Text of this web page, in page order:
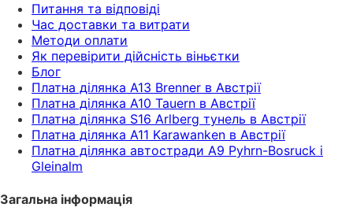
Питання та відповіді
Час доставки та витрати
Методи оплати
Як перевірити дійсність віньєтки
Блог
Платна ділянка A13 Brenner в Австрії
Платна ділянка A10 Tauern в Австрії
Платна ділянка S16 Arlberg тунель в Австрії
Платна ділянка A11 Karawanken в Австрії
Платна ділянка автостради A9 Pyhrn-Bosruck і
Gleinalm
Загальна інформація